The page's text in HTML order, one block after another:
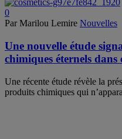
0
Par Marilou Lemire Nouvelles
Une nouvelle étude
chimiques éternels dans
Une récente étude révèle la
produits chimiques qui